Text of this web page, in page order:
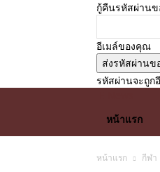
กู้คืนรหัสผ่าน
อีเมล์ของคุณ
รหัสผ่านจะถูก
หน้าแรก
หน้าแรก กีฬา